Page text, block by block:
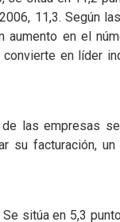
11,3. Según
aumento en el
en líder
las empresas
su facturación,
sitúa en 5,3